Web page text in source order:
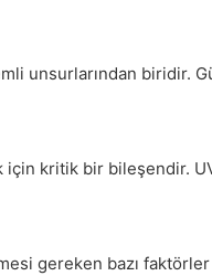
unsurlarından
için kritik bir bileşendir.
gereken bazı